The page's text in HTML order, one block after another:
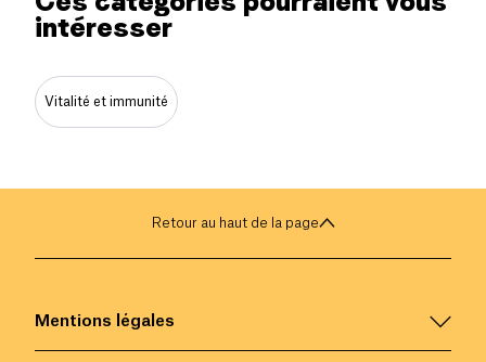
intéresser
Vitalité et immunité
Retour au haut de la page
Mentions légales